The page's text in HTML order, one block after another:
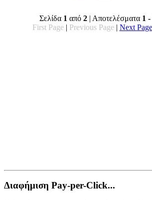
Σελίδα 1 από 2| Αποτελέσματα 1
First Page| Previous Page| Next Page
Διαφήμιση Pay-per-Click...